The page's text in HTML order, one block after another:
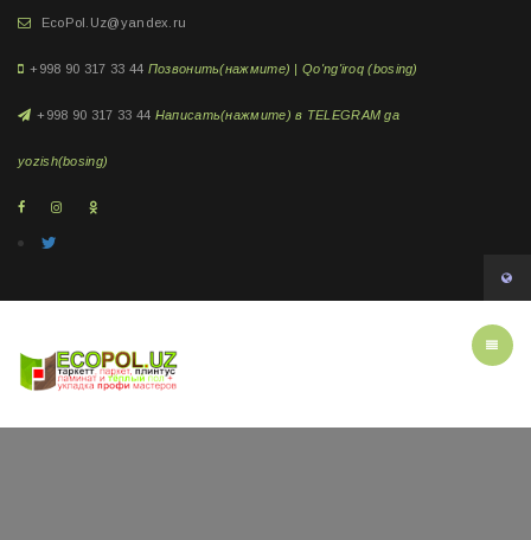
EcoPol.Uz@yandex.ru
+998 90 317 33 44 Позвонить(нажмите) | Qo'ng'iroq (bosing)
+998 90 317 33 44 Написать(нажмите) в TELEGRAM ga
yozish(bosing)